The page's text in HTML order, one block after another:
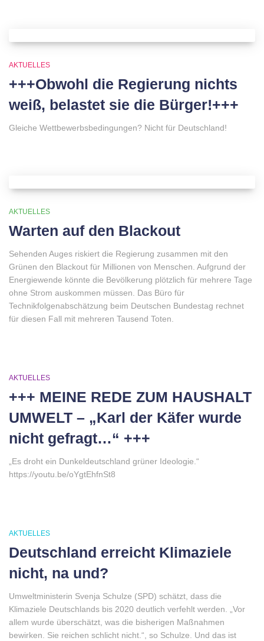
AKTUELLES
+++Obwohl die Regierung nichts
weiß, belastet sie die Bürger!+++
Gleiche Wettbewerbsbedingungen? Nicht für Deutschland!
AKTUELLES
Warten auf den Blackout
Sehenden Auges riskiert die Regierung zusammen mit den
Grünen den Blackout für Millionen von Menschen. Aufgrund der
Energiewende könnte die Bevölkerung plötzlich für mehrere Tage
ohne Strom auskommen müssen. Das Büro für
Technikfolgenabschätzung beim Deutschen Bundestag rechnet
für diesen Fall mit mehreren Tausend Toten.
AKTUELLES
+++ MEINE REDE ZUM HAUSHALT
UMWELT – „Karl der Käfer wurde
nicht gefragt…“ +++
„Es droht ein Dunkeldeutschland grüner Ideologie.“
https://youtu.be/oYgtEhfnSt8
AKTUELLES
Deutschland erreicht Klimaziele
nicht, na und?
Umweltministerin Svenja Schulze (SPD) schätzt, dass die
Klimaziele Deutschlands bis 2020 deutlich verfehlt werden. „Vor
allem wurde überschätzt, was die bisherigen Maßnahmen
bewirken. Sie reichen schlicht nicht.“, so Schulze. Und das ist